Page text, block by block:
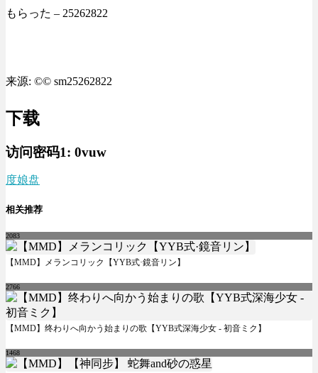
もらった – 25262822
来源: ©© sm25262822
下载
访问密码1: 0vuw
度娘盘
相关推荐
2083
【MMD】メランコリック【YYB式·鏡音リン】
2766
【MMD】终わりへ向かう始まりの歌【YYB式深海少女 - 初音ミク】
1468